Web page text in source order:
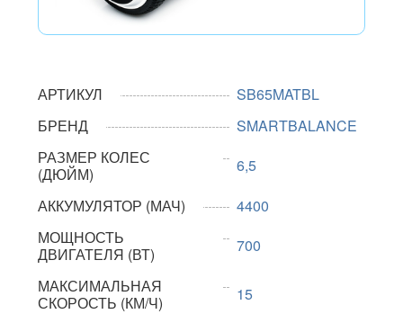
АРТИКУЛ
SB65MATBL
БРЕНД
SMARTBALANCE
РАЗМЕР КОЛЕС
(ДЮЙМ)
6,5
АККУМУЛЯТОР (МАЧ)
4400
МОЩНОСТЬ
ДВИГАТЕЛЯ (ВТ)
700
МАКСИМАЛЬНАЯ
СКОРОСТЬ (КМ/Ч)
15